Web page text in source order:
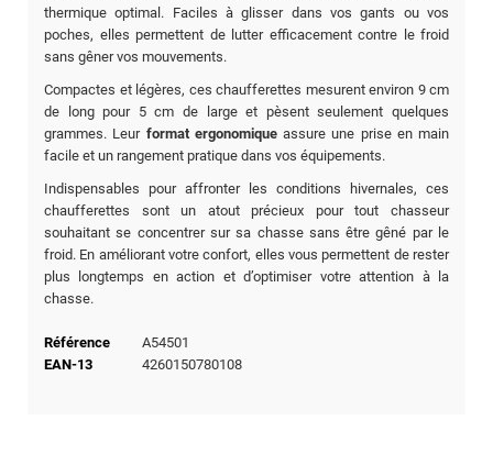
thermique optimal. Faciles à glisser dans vos gants ou vos
poches, elles permettent de lutter efficacement contre le froid
sans gêner vos mouvements.
Compactes et légères, ces chaufferettes mesurent environ 9 cm
de long pour 5 cm de large et pèsent seulement quelques
grammes. Leur format ergonomique assure une prise en main
facile et un rangement pratique dans vos équipements.
Indispensables pour affronter les conditions hivernales, ces
chaufferettes sont un atout précieux pour tout chasseur
souhaitant se concentrer sur sa chasse sans être gêné par le
froid. En améliorant votre confort, elles vous permettent de rester
plus longtemps en action et d’optimiser votre attention à la
chasse.
Référence
A54501
EAN-13
4260150780108